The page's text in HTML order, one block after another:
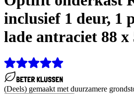
inclusief 1 deur, 1
lade antraciet 88 x
(Deels) gemaakt met duurzamere